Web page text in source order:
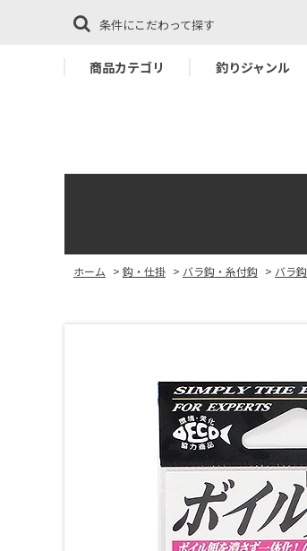
条件にこだわって探す
商品カテゴリ 釣りジャンル
ホーム > 鈎・仕掛 > バラ鈎・糸付鈎 > バラ鈎